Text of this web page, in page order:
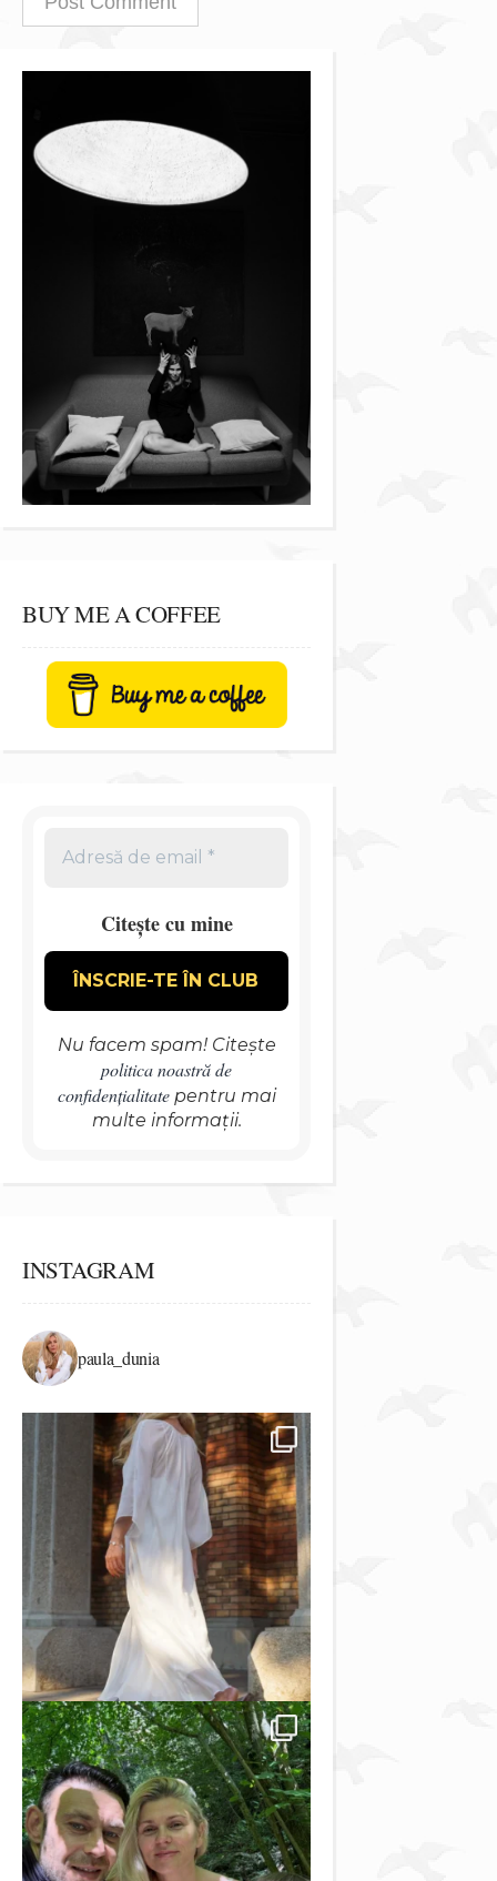
BUY ME A COFFEE
Citește cu mine
Nu facem spam! Citește
politica noastră de
confidențialitatepentru mai
multe informații.
INSTAGRAM
paula_dunia